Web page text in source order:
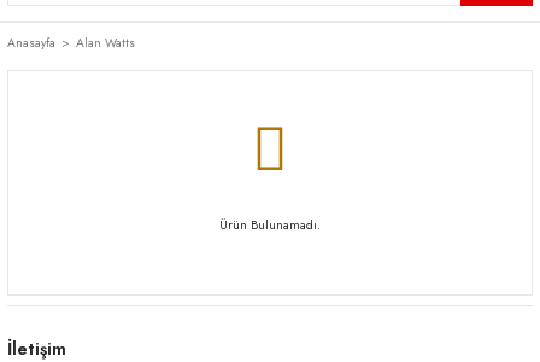
Anasayfa Alan Watts
Ürün Bulunamadı.
İletişim